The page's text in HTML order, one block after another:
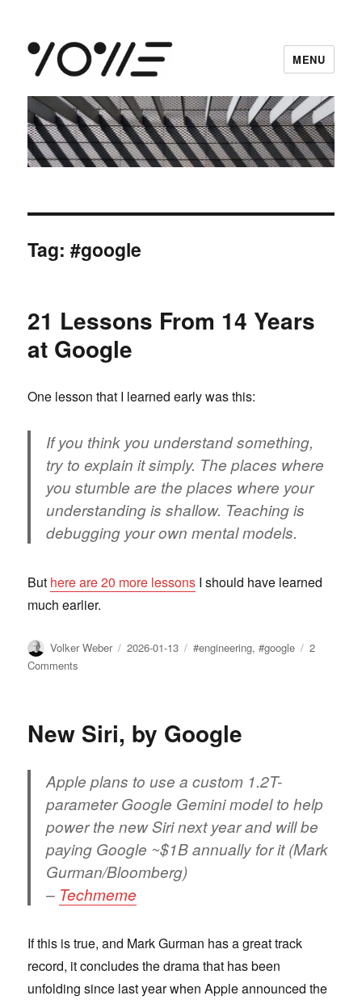
vowe dot net
MENU
Tag:#google
21 Lessons From 14 Years
at Google
One lesson that I learned early was this:
If you think you understand something,
try to explain it simply. The places where
you stumble are the places where your
understanding is shallow. Teaching is
debugging your own mental models.
But here are 20 more lessons I should have learned
much earlier.
Author
Volker Weber
Posted
2026-01-13 Tags
#engineering,#google
2
Comments
14
Google
New Siri, by Google
Apple plans to use a custom 1.2T-
parameter Google Gemini model to help
power the new Siri next year and will be
paying Google ~$1B annually for it (Mark
Gurman/Bloomberg)
– Techmeme
If this is true, and Mark Gurman has a great track
record, it concludes the drama that has been
unfolding since last year when Apple announced the